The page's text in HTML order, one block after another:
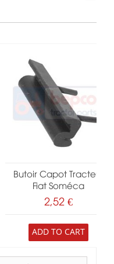
Butoir Capot Tracteur
Fiat Soméca
2,52 €
ADD TO CART